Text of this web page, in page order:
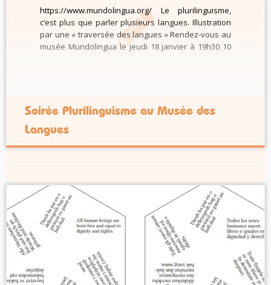
https://www.mundolingua.org/ Le plurilinguisme,
c’est plus que parler plusieurs langues. Illustration
par une « traversée des langues » Rendez-vous au
musée Mundolingua le jeudi 18 janvier à 19h30 10
Soirée Plurilinguisme au Musée des
Langues